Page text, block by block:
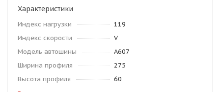
Характеристики
Индекс нагрузки
119
Индекс скорости
V
Модель автошины
A607
Ширина профиля
275
Высота профиля
60
недели
plait.ru